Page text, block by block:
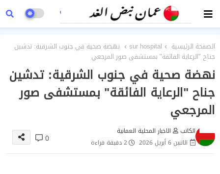
الصفحة الرئيسية sur hospital
نهضة صحية في جنوب الشرقية: تدشين
جناح "الرعاية الفائقة" بمستشفى صور المرجعي
نهضة صحية في جنوب الشرقية: تدشين
جناح "الرعاية الفائقة" بمستشفى صور
المرجعي
الكاتب
الاخبار المحلية العمانية
الاثنين 6 أبريل 2026
2 دقيقة قراءة 0